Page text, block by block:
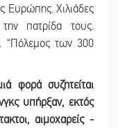
Ευρώπης. Χιλιάδες
πατρίδα τους.
“Πόλεμος των 300
φορά συζητείται
υπήρξαν, εκτός
αιμοχαρείς -